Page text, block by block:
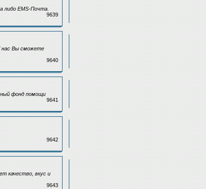
либо EMS-Почта.
9639
нас Вы сможете
9640
фонд помощи
9641
9642
качество, вкус и
9643